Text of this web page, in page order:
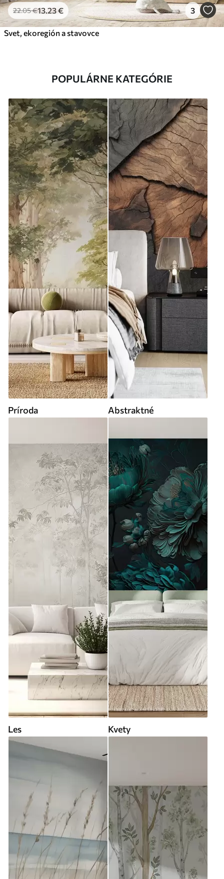
22.05€13.23€ 3
Svet, ekoregión a stavovce
POPULÁRNE KATEGÓRIE
Príroda Abstraktné
Les Kvety